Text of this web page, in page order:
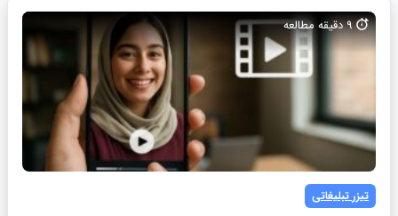
9دقیقه مطالعه
تیزر تبلیغاتی